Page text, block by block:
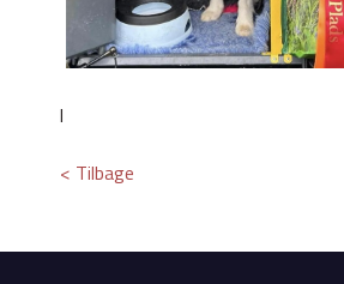
l
< Tilbage